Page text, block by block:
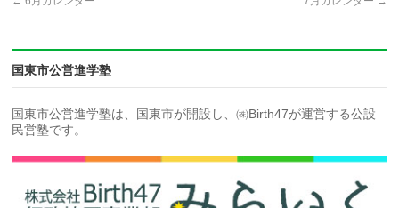
国東市公営進学塾
国東市公営進学塾は、国東市が開設し、㈱Birth47が運営する公設
民営塾です。